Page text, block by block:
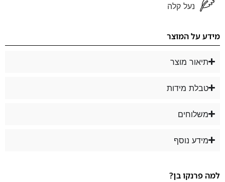
נעל קלה
מידע על המוצר
תיאור מוצר
טבלת מידות
משלוחים
מידע נוסף
למה פרנקו בן?